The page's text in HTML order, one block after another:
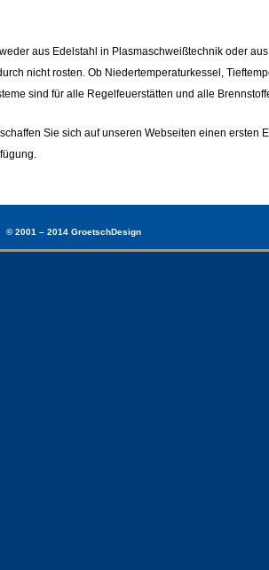
aus Edelstahl in Plasmaschweißtechnik oder
nicht rosten. Ob Niedertemperaturkessel,
sind für alle Regelfeuerstätten und alle
Sie sich auf unseren Webseiten einen ersten
© 2001 – 2014 GroetschDesign